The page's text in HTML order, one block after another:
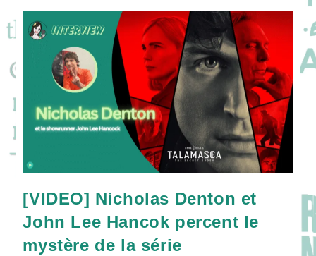
Enchante
Malgré
Son
Drame
!
[VIDEO] Nicholas Denton et
John Lee Hancok percent le
mystère de la série